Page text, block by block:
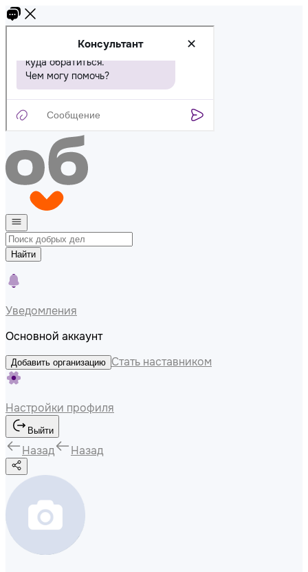
Найти
Уведомления
Основной аккаунт
Добавить организацию Стать наставником
Настройки профиля
Выйти
Назад Назад